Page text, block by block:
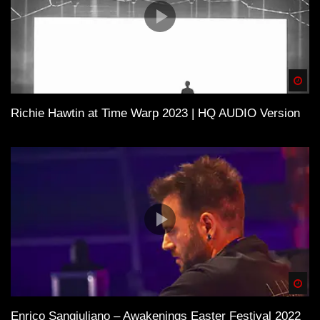
Richie Hawtin at Time Warp 2023 | HQ AUDIO Version
Enrico Sangiuliano – Awakenings Easter Festival 2022